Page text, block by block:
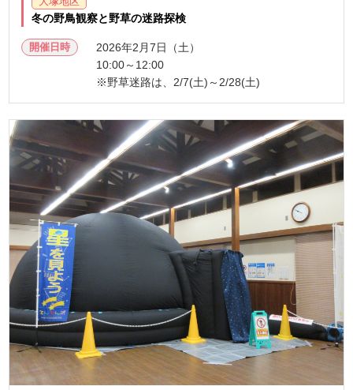
冬の野鳥観察と野草の迷路探検
開催日時
2026年2月7日（土）
10:00～12:00
※野草迷路は、2/7(土)～2/28(土)